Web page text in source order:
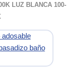
LUZ BLANCA 100-